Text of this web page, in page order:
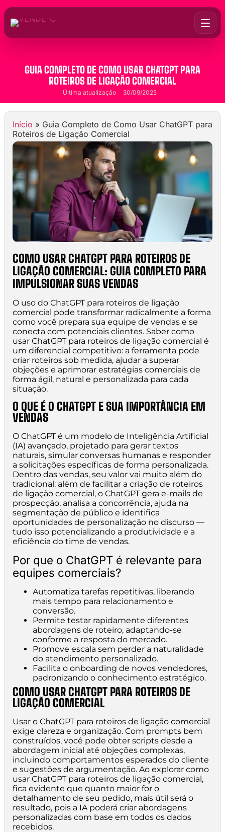
GUIA COMPLETO DE COMO USAR CHATGPT PARA
ROTEIROS DE LIGAÇÃO COMERCIAL
Última atualização 30/09/2025
Início » Guia Completo de Como Usar ChatGPT para
Roteiros de Ligação Comercial
COMO USAR CHATGPT PARA ROTEIROS DE
LIGAÇÃO COMERCIAL: GUIA COMPLETO PARA
IMPULSIONAR SUAS VENDAS
O uso do ChatGPT para roteiros de ligação
comercial pode transformar radicalmente a forma
como você prepara sua equipe de vendas e se
conecta com potenciais clientes. Saber como
usar ChatGPT para roteiros de ligação comercial é
um diferencial competitivo: a ferramenta pode
criar roteiros sob medida, ajudar a superar
objeções e aprimorar estratégias comerciais de
forma ágil, natural e personalizada para cada
situação.
O QUE É O CHATGPT E SUA IMPORTÂNCIA EM
VENDAS
O ChatGPT é um modelo de Inteligência Artificial
(IA) avançado, projetado para gerar textos
naturais, simular conversas humanas e responder
a solicitações específicas de forma personalizada.
Dentro das vendas, seu valor vai muito além do
tradicional: além de facilitar a criação de roteiros
de ligação comercial, o ChatGPT gera e-mails de
prospecção, analisa a concorrência, ajuda na
segmentação de público e identifica
oportunidades de personalização no discurso —
tudo isso potencializando a produtividade e a
eficiência do time de vendas.
Por que o ChatGPT é relevante para
equipes comerciais?
Automatiza tarefas repetitivas, liberando
mais tempo para relacionamento e
conversão.
Permite testar rapidamente diferentes
abordagens de roteiro, adaptando-se
conforme a resposta do mercado.
Promove escala sem perder a naturalidade
do atendimento personalizado.
Facilita o onboarding de novos vendedores,
padronizando o conhecimento estratégico.
COMO USAR CHATGPT PARA ROTEIROS DE
LIGAÇÃO COMERCIAL
Usar o ChatGPT para roteiros de ligação comercial
exige clareza e organização. Com prompts bem
construídos, você pode obter scripts desde a
abordagem inicial até objeções complexas,
incluindo comportamentos esperados do cliente
e sugestões de argumentação. Ao explorar como
usar ChatGPT para roteiros de ligação comercial,
fica evidente que quanto maior for o
detalhamento de seu pedido, mais útil será o
resultado, pois a IA poderá criar abordagens
personalizadas com base em todos os dados
recebidos.